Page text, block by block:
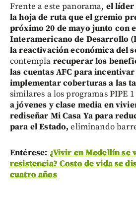
Frente a este panorama, el líder
la hoja de ruta que el gremio
próximo 20 de mayo junto con
Interamericano de Desarrollo
la reactivación económica del
contempla recuperar los
las cuentas AFC para
implementar coberturas a las
similares a los programas PIPE
a jóvenes y clase media en
rediseñar Mi Casa Ya para
para el Estado,eliminando
Entérese: ¿Vivir en Medellín se
resistencia? Costo de vida se
cuatro años